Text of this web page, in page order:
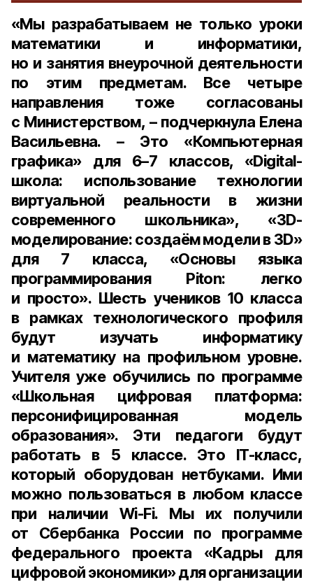
«Мы разрабатываем не только уроки
математики и информатики,
но и занятия внеурочной деятельности
по этим предметам. Все четыре
направления тоже согласованы
с Министерством, – подчеркнула Елена
Васильевна. – Это «Компьютерная
графика» для 6–7 классов, «Digital-
школа: использование технологии
виртуальной реальности в жизни
современного школьника», «3D-
моделирование: создаём модели в 3D»
для 7 класса, «Основы языка
программирования Piton: легко
и просто». Шесть учеников 10 класса
в рамках технологического профиля
будут изучать информатику
и математику на профильном уровне.
Учителя уже обучились по программе
«Школьная цифровая платформа:
персонифицированная модель
образования». Эти педагоги будут
работать в 5 классе. Это IT-класс,
который оборудован нетбуками. Ими
можно пользоваться в любом классе
при наличии Wi-Fi. Мы их получили
от Сбербанка России по программе
федерального проекта «Кадры для
цифровой экономики» для организации